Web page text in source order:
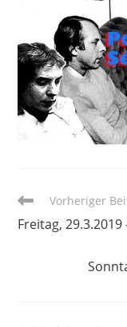
Weitere
ansehen
Vorheriger
Freitag, 29.3.2019